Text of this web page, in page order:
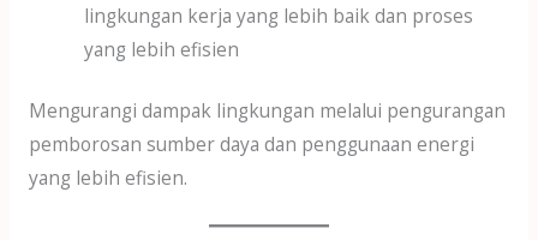
lingkungan kerja yang lebih baik dan proses
yang lebih efisien
Mengurangi dampak lingkungan melalui pengurangan
pemborosan sumber daya dan penggunaan energi
yang lebih efisien.